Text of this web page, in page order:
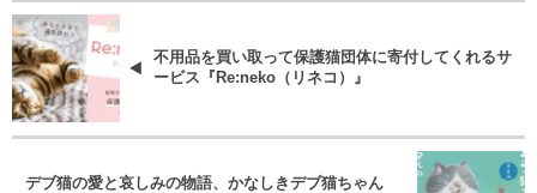
不用品を買い取って保護猫団体に寄付してくれるサ
ービス『Re:neko（リネコ）』
デブ猫の愛と哀しみの物語、かなしきデブ猫ちゃん